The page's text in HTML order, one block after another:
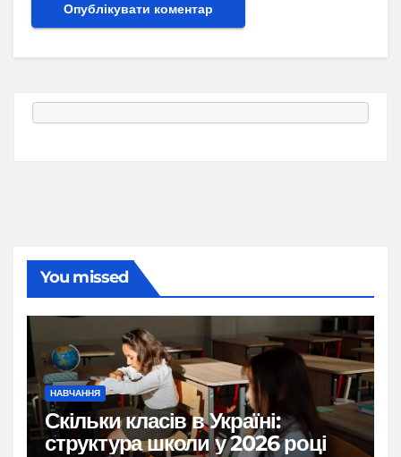
You missed
НАВЧАННЯ
Скільки класів в Україні:
структура школи у 2026 році